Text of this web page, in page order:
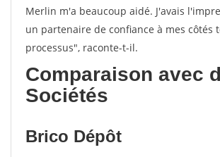
Merlin m'a beaucoup aidé. J'avais
un partenaire de confiance à mes côtés
processus", raconte-t-il.
Comparaison avec
Sociétés
Brico Dépôt